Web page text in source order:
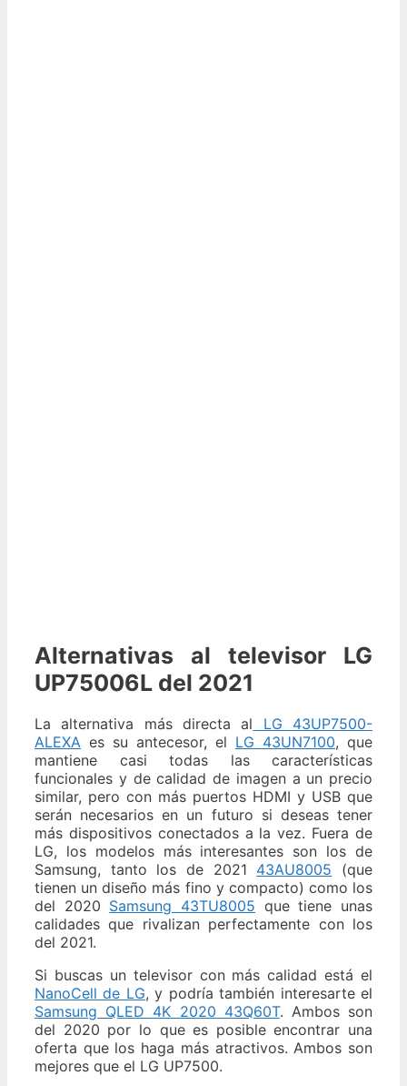
Alternativas al televisor LG
UP75006L del 2021
La alternativa más directa al LG 43UP7500-
ALEXA es su antecesor, el LG 43UN7100, que
mantiene casi todas las características
funcionales y de calidad de imagen a un precio
similar, pero con más puertos HDMI y USB que
serán necesarios en un futuro si deseas tener
más dispositivos conectados a la vez. Fuera de
LG, los modelos más interesantes son los de
Samsung, tanto los de 2021 43AU8005 (que
tienen un diseño más fino y compacto) como los
del 2020 Samsung 43TU8005 que tiene unas
calidades que rivalizan perfectamente con los
del 2021.
Si buscas un televisor con más calidad está el
NanoCell de LG, y podría también interesarte el
Samsung QLED 4K 2020 43Q60T. Ambos son
del 2020 por lo que es posible encontrar una
oferta que los haga más atractivos. Ambos son
mejores que el LG UP7500.